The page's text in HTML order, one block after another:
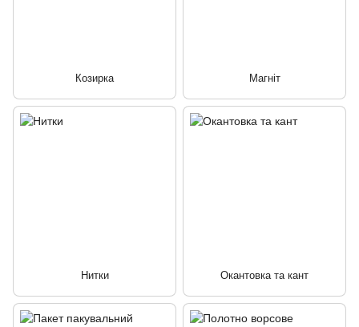
Козирка Магніт
Нитки Окантовка та кант